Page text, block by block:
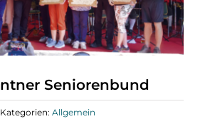
Seniorenbund
Kategorien: Allgemein